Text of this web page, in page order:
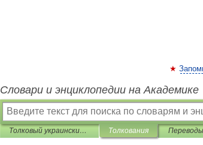
Словари и энциклопедии на Академике
Толковый украинский словарь Толкования Переводы